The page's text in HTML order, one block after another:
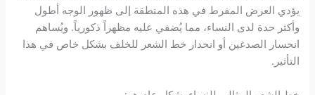
يؤدي العرض المفرط في هذه المنطقة إلى ظهور الوجه أطول
وأكثر حدة لدى النساء، مما يُضفي عليه مظهراً ذكورياً. ويُساهم
انحسار الصدغين أو انحدار خط الشعر للخلف بشكل خاص في هذا
التأثير.